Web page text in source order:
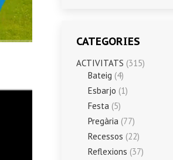
CATEGORIES
ACTIVITATS (315)
Bateig (4)
Esbarjo (1)
Festa (5)
Pregària (77)
Recessos (22)
Reflexions (37)